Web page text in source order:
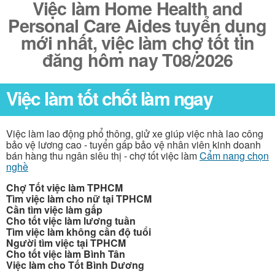
Việc làm Home Health and
Personal Care Aides tuyển dụng
mới nhất, việc làm chợ tốt tin
đăng hôm nay T08/2026
Việc làm tốt chốt làm ngay
Việc làm lao động phổ thông, giử xe giúp việc nhà lao công
bảo vệ lương cao - tuyển gấp bảo vệ nhân viên kinh doanh
bán hàng thu ngân siêu thị - chợ tốt việc làmCẩm nang chọn
nghề
Chợ Tốt việc làm TPHCM
Tìm việc làm cho nữ tại TPHCM
Cần tìm việc làm gấp
Cho tốt việc làm lương tuần
Tìm việc làm không cần độ tuổi
Người tìm việc tại TPHCM
Cho tốt việc làm Bình Tân
Việc làm cho Tốt Bình Dương